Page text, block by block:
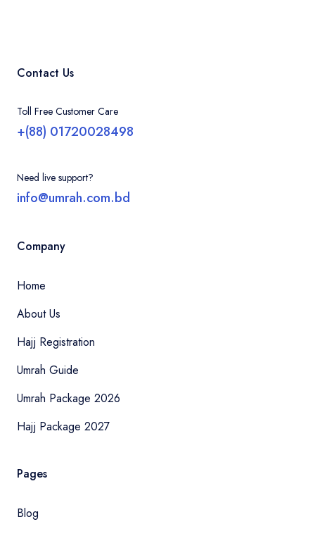
Contact Us
Toll Free Customer Care
+(88) 01720028498
Need live support?
info@umrah.com.bd
Company
Home
About Us
Hajj Registration
Umrah Guide
Umrah Package 2026
Hajj Package 2027
Pages
Blog